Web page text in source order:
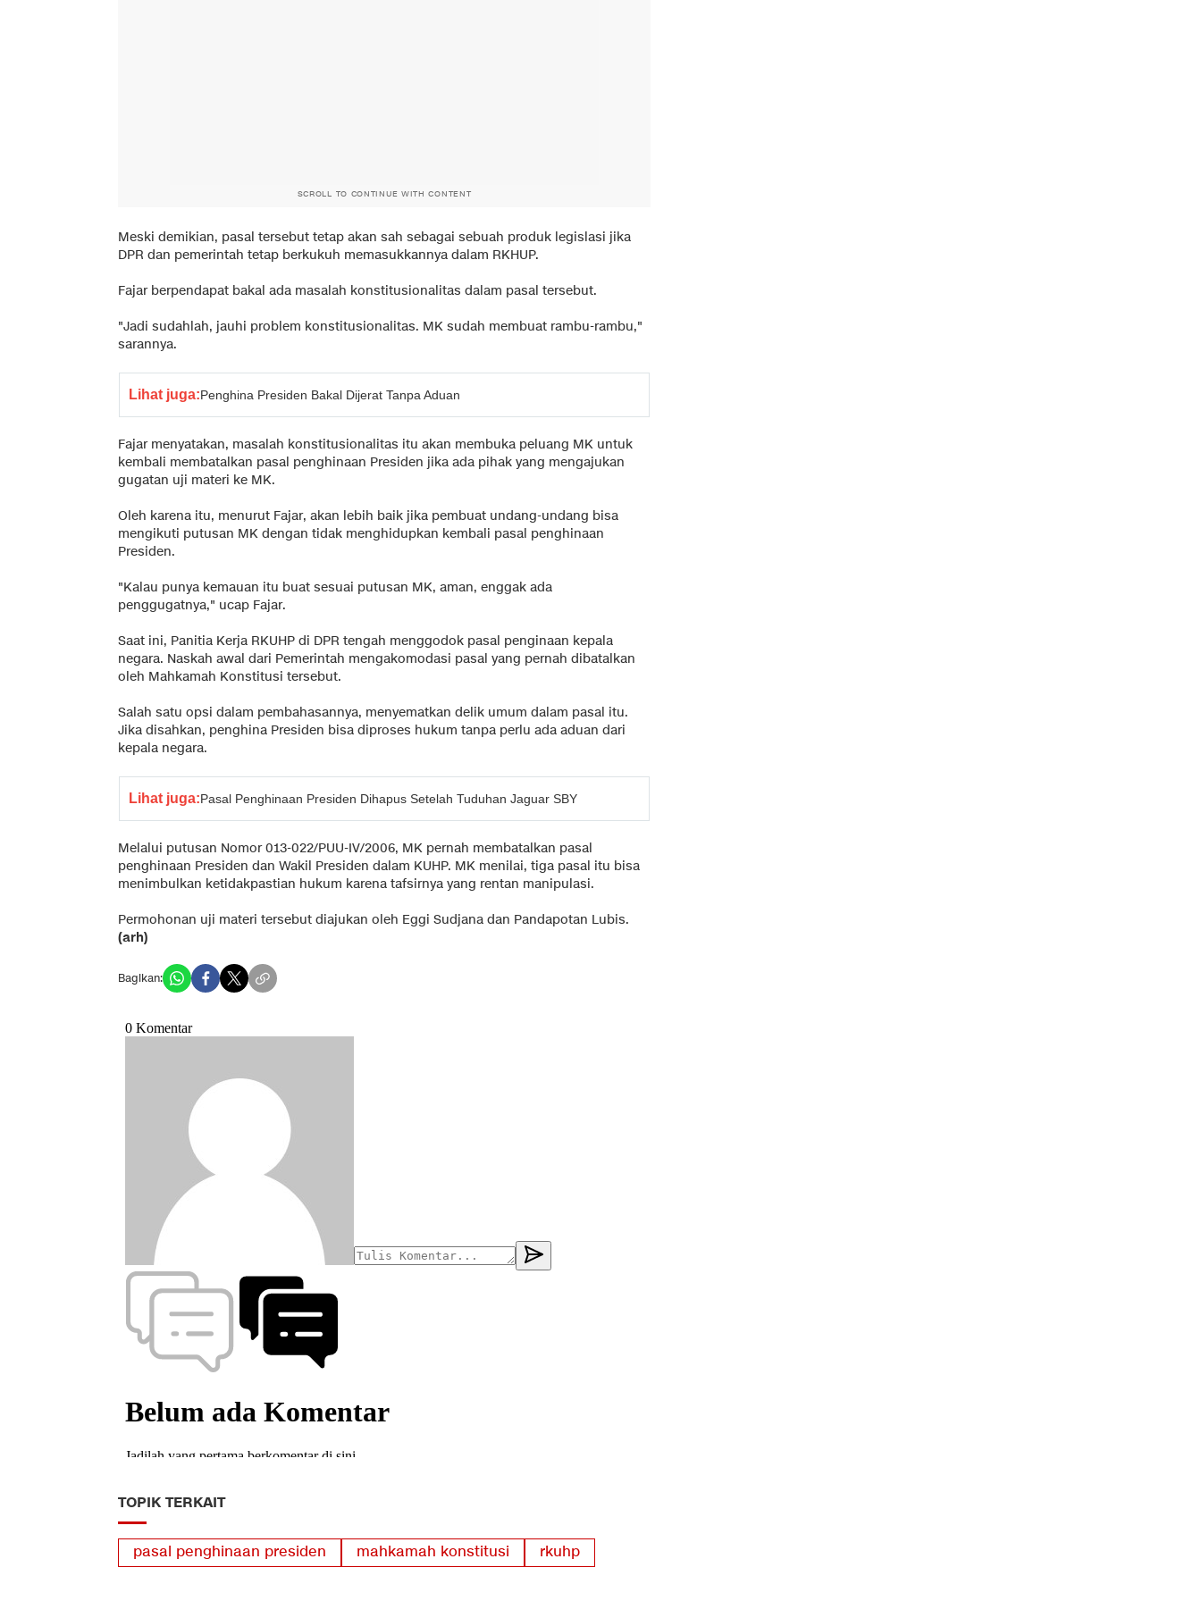
SCROLL TO CONTINUE WITH CONTENT
Meski demikian, pasal tersebut tetap akan sah sebagai sebuah produk legislasi jika
DPR dan pemerintah tetap berkukuh memasukkannya dalam RKHUP.
Fajar berpendapat bakal ada masalah konstitusionalitas dalam pasal tersebut.
"Jadi sudahlah, jauhi problem konstitusionalitas. MK sudah membuat rambu-rambu,"
sarannya.
Lihat juga:Penghina Presiden Bakal Dijerat Tanpa Aduan
Fajar menyatakan, masalah konstitusionalitas itu akan membuka peluang MK untuk
kembali membatalkan pasal penghinaan Presiden jika ada pihak yang mengajukan
gugatan uji materi ke MK.
Oleh karena itu, menurut Fajar, akan lebih baik jika pembuat undang-undang bisa
mengikuti putusan MK dengan tidak menghidupkan kembali pasal penghinaan
Presiden.
"Kalau punya kemauan itu buat sesuai putusan MK, aman, enggak ada
penggugatnya," ucap Fajar.
Saat ini, Panitia Kerja RKUHP di DPR tengah menggodok pasal penginaan kepala
negara. Naskah awal dari Pemerintah mengakomodasi pasal yang pernah dibatalkan
oleh Mahkamah Konstitusi tersebut.
Salah satu opsi dalam pembahasannya, menyematkan delik umum dalam pasal itu.
Jika disahkan, penghina Presiden bisa diproses hukum tanpa perlu ada aduan dari
kepala negara.
Lihat juga:Pasal Penghinaan Presiden Dihapus Setelah Tuduhan Jaguar SBY
Melalui putusan Nomor 013-022/PUU-IV/2006, MK pernah membatalkan pasal
penghinaan Presiden dan Wakil Presiden dalam KUHP. MK menilai, tiga pasal itu bisa
menimbulkan ketidakpastian hukum karena tafsirnya yang rentan manipulasi.
Permohonan uji materi tersebut diajukan oleh Eggi Sudjana dan Pandapotan Lubis.
(arh)
Bagikan:
TOPIK TERKAIT
pasal penghinaan presiden mahkamah konstitusi rkuhp